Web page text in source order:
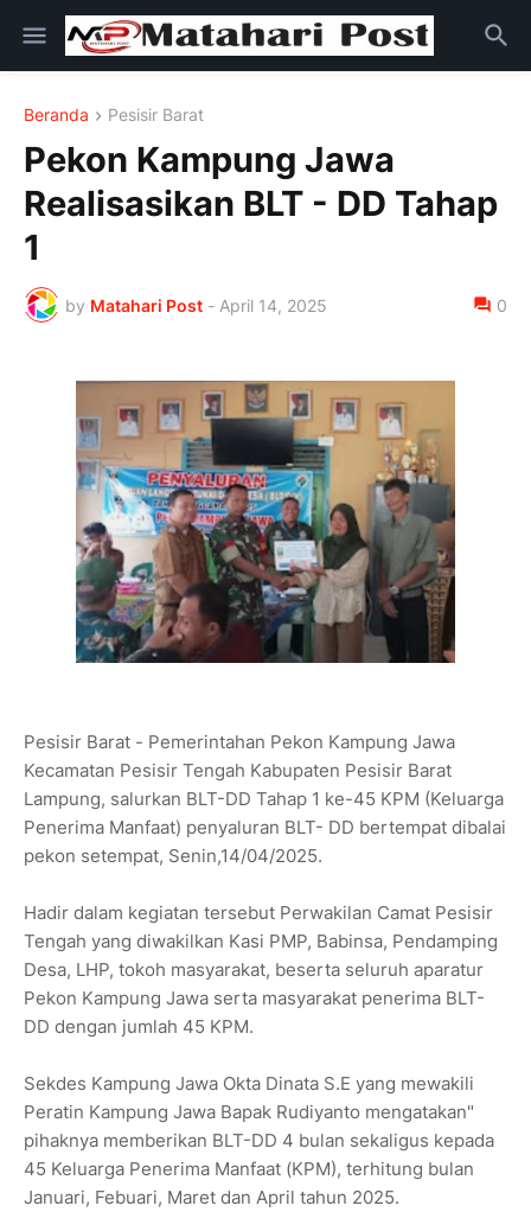
Beranda Pesisir Barat
Pekon Kampung Jawa
Realisasikan BLT - DD Tahap
1
by Matahari Post - April 14, 2025 0
Pesisir Barat - Pemerintahan Pekon Kampung Jawa
Kecamatan Pesisir Tengah Kabupaten Pesisir Barat
Lampung, salurkan BLT-DD Tahap 1 ke-45 KPM (Keluarga
Penerima Manfaat) penyaluran BLT- DD bertempat dibalai
pekon setempat, Senin,14/04/2025.
Hadir dalam kegiatan tersebut Perwakilan Camat Pesisir
Tengah yang diwakilkan Kasi PMP, Babinsa, Pendamping
Desa, LHP, tokoh masyarakat, beserta seluruh aparatur
Pekon Kampung Jawa serta masyarakat penerima BLT-
DD dengan jumlah 45 KPM.
Sekdes Kampung Jawa Okta Dinata S.E yang mewakili
Peratin Kampung Jawa Bapak Rudiyanto mengatakan"
pihaknya memberikan BLT-DD 4 bulan sekaligus kepada
45 Keluarga Penerima Manfaat (KPM), terhitung bulan
Januari, Febuari, Maret dan April tahun 2025.